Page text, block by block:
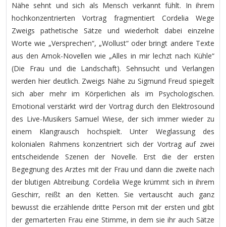
Nähe sehnt und sich als Mensch verkannt fühlt. In ihrem
hochkonzentrierten Vortrag fragmentiert Cordelia Wege
Zweigs pathetische Sätze und wiederholt dabei einzelne
Worte wie „Versprechen“, „Wollust“ oder bringt andere Texte
aus den Amok-Novellen wie „Alles in mir lechzt nach Kühle“
(Die Frau und die Landschaft). Sehnsucht und Verlangen
werden hier deutlich. Zweigs Nähe zu Sigmund Freud spiegelt
sich aber mehr im Körperlichen als im Psychologischen.
Emotional verstärkt wird der Vortrag durch den Elektrosound
des Live-Musikers Samuel Wiese, der sich immer wieder zu
einem Klangrausch hochspielt. Unter Weglassung des
kolonialen Rahmens konzentriert sich der Vortrag auf zwei
entscheidende Szenen der Novelle. Erst die der ersten
Begegnung des Arztes mit der Frau und dann die zweite nach
der blutigen Abtreibung. Cordelia Wege krümmt sich in ihrem
Geschirr, reißt an den Ketten. Sie vertauscht auch ganz
bewusst die erzählende dritte Person mit der ersten und gibt
der gemarterten Frau eine Stimme, in dem sie ihr auch Sätze